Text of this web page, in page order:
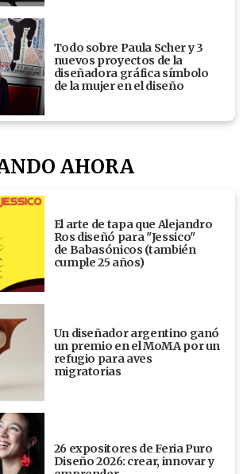
Todo sobre Paula Scher y 3
nuevos proyectos de la
diseñadora gráfica símbolo
de la mujer en el diseño
AHORA
El arte de tapa que Alejandro
Ros diseñó para "Jessico"
de Babasónicos (también
cumple 25 años)
Un diseñador argentino ganó
un premio en el MoMA por un
refugio para aves
migratorias
26 expositores de Feria Puro
Diseño 2026: crear, innovar y